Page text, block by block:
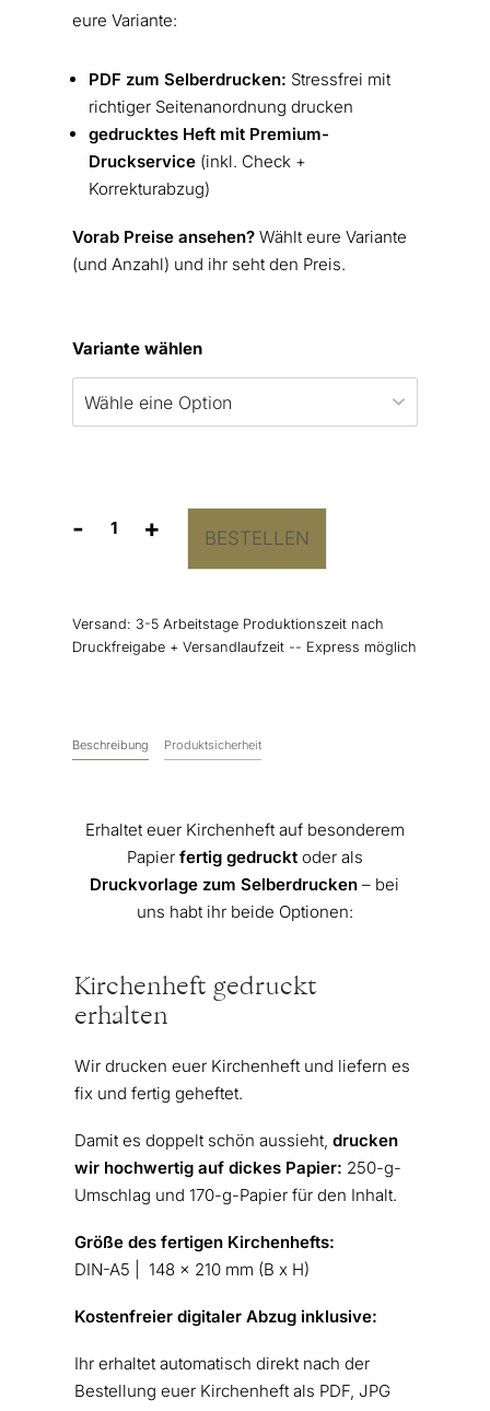
eure Variante:
PDF zum Selberdrucken: Stressfrei mit
richtiger Seitenanordnung drucken
gedrucktes Heft mit Premium-
Druckservice(inkl. Check +
Korrekturabzug)
Vorab Preise ansehen?Wählt eure Variante
(und Anzahl) und ihr seht den Preis.
Variante wählen
-
Kirchenheft
+ BESTELLEN
Versand: 3-5 Arbeitstage Produktionszeit nach
Druckfreigabe + Versandlaufzeit -- Express möglich
Beschreibung Produktsicherheit
Erhaltet euer Kirchenheft auf besonderem
Papier fertig gedrucktoder als
Druckvorlage zum Selberdrucken – bei
uns habt ihr beide Optionen:
Kirchenheft gedruckt
erhalten
Wir drucken euer Kirchenheft und liefern es
fix und fertig geheftet.
Damit es doppelt schön aussieht, drucken
wir hochwertig auf dickes Papier: 250-g-
Umschlag und 170-g-Papier für den Inhalt.
Größe des fertigen Kirchenhefts:
DIN-A5 | 148 x 210 mm (B x H)
Kostenfreier digitaler Abzug inklusive:
Ihr erhaltet automatisch direkt nach der
Bestellung euer Kirchenheft als PDF, JPG